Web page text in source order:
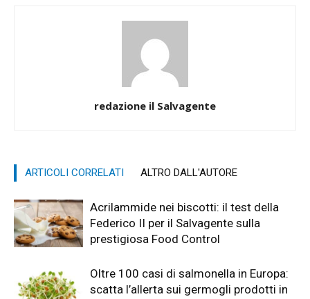
redazione il Salvagente
ARTICOLI CORRELATI ALTRO DALL'AUTORE
Acrilammide nei biscotti: il test della
Federico II per il Salvagente sulla
prestigiosa Food Control
Oltre 100 casi di salmonella in Europa:
scatta l’allerta sui germogli prodotti in